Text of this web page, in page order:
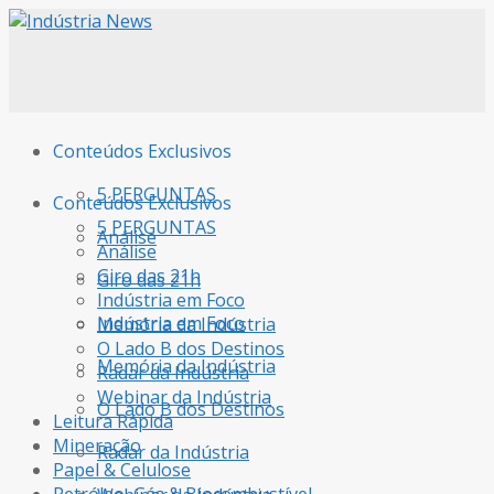
Conteúdos Exclusivos
5 PERGUNTAS
Análise
Giro das 21h
Indústria em Foco
Memória da Indústria
O Lado B dos Destinos
Radar da Indústria
Conteúdos Exclusivos
5 PERGUNTAS
Análise
Giro das 21h
Indústria em Foco
Memória da Indústria
O Lado B dos Destinos
Radar da Indústria
Webinar da Indústria
Leitura Rápida
Mineração
Papel & Celulose